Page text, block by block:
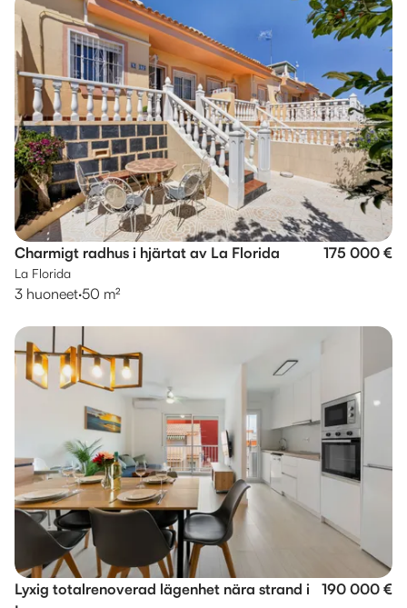
Charmigt radhus i hjärtat av La Florida 175 000 €
La Florida
3 huoneet·50 m²
Lyxig totalrenoverad lägenhet nära strand i
190 000 €